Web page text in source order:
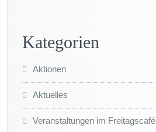
Kategorien
Aktionen
Aktuelles
Veranstaltungen im Freitagscafé